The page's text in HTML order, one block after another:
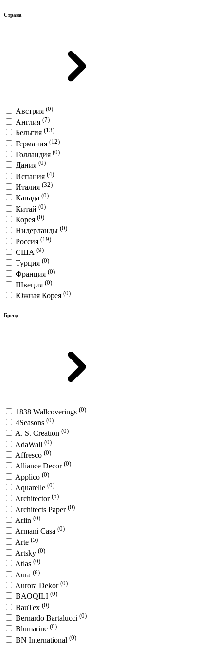
Страна
Австрия (0)
Англия (7)
Бельгия (13)
Германия (12)
Голландия (0)
Дания (0)
Испания (4)
Италия (32)
Канада (0)
Китай (0)
Корея (0)
Нидерланды (0)
Россия (19)
США (9)
Турция (0)
Франция (0)
Швеция (0)
Южная Корея (0)
Бренд
1838 Wallcoverings (0)
4Seasons (0)
A. S. Creation (0)
AdaWall (0)
Affresco (0)
Alliance Decor (0)
Applico (0)
Aquarelle (0)
Architector (5)
Architects Paper (0)
Arlin (0)
Armani Casa (0)
Arte (5)
Artsky (0)
Atlas (0)
Aura (6)
Aurora Dekor (0)
BAOQILI (0)
BauTex (0)
Bernardo Bartalucci (0)
Blumarine (0)
BN International (0)